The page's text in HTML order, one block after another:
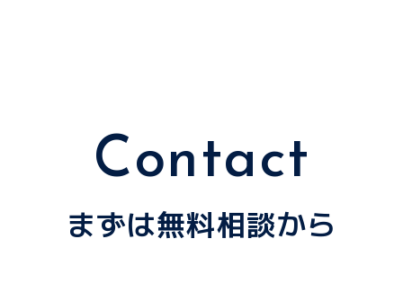
Contact
まずは無料相談から